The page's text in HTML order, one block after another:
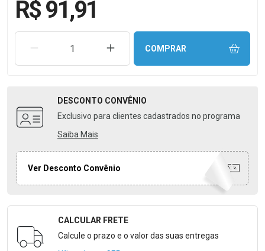
R$ 91,91
REMOVER UMA UNIDADEAUMENTAR UMA UNIDADE
COMPRAR
DESCONTO CONVÊNIO
Exclusivo para clientes cadastrados no programa
Saiba Mais
Ver Desconto Convênio
Formulário para Calcular o Frete
CALCULAR FRETE
Calcule o prazo e o valor das suas entregas